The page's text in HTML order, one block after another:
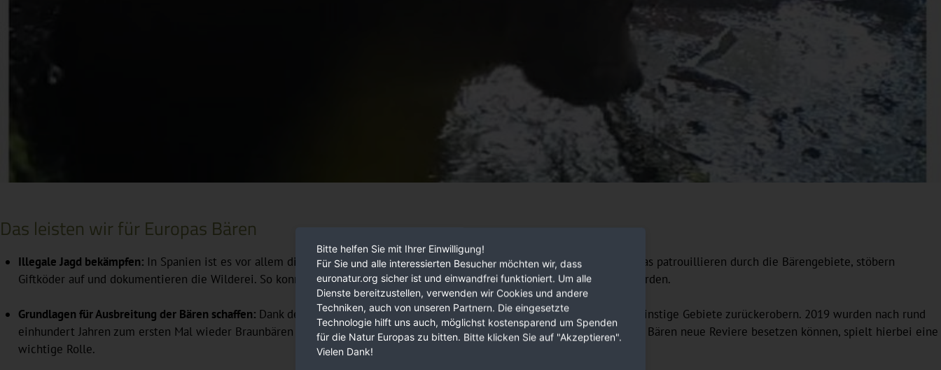
finden Sie in unserer Datenschutzerklärung.
Das leisten wir für Europas Bären
Illegale Jagd bekämpfen: In Spanien ist es vor allem die illegale Jagd, die die Braunbären bedroht. Unsere Partner von Fapas patrouillieren durch die Bärengebiete, stöbern
Giftköder auf und dokumentieren die Wilderei. So konnte einer Bärentöter-Bande im Januar 2020 das Handwerk gelegt werden.
Grundlagen für Ausbreitung der Bären schaffen: Dank der beharrlichen Arbeit von EuroNatur und Fapas konnten die Bären einstige Gebiete zurückerobern. 2019 wurden nach rund
einhundert Jahren zum ersten Mal wieder Braunbären in Portugal gesichtet. Der Bau von Grünbrücken, mit deren Hilfe die Bären neue Reviere besetzen können, spielt hierbei eine
wichtige Rolle.
Bitte helfen Sie mit Ihrer Einwilligung!
Für Sie und alle interessierten Besucher möchten wir, dass
euronatur.org sicher ist und einwandfrei funktioniert. Um alle
Dienste bereitzustellen, verwenden wir Cookies und andere
Techniken, auch von unseren Partnern. Die eingesetzte
Technologie hilft uns auch, möglichst kostensparend um Spenden
für die Natur Europas zu bitten. Bitte klicken Sie auf "Akzeptieren".
Vielen Dank!